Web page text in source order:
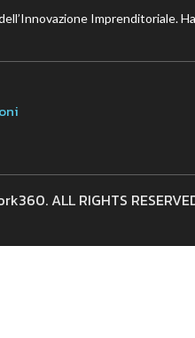
Imprenditoriale.
ALL RIGHTS